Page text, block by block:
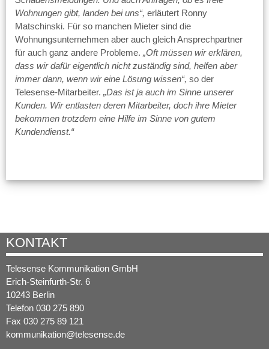
Wohnungen gibt, landen bei uns“, erläutert Ronny
Matschinski. Für so manchen Mieter sind die
Wohnungsunternehmen aber auch gleich Ansprechpartner
für auch ganz andere Probleme. „Oft müssen wir erklären,
dass wir dafür eigentlich nicht zuständig sind, helfen aber
immer dann, wenn wir eine Lösung wissen“, so der
Telesense-Mitarbeiter. „Das ist ja auch im Sinne unserer
Kunden. Wir entlasten deren Mitarbeiter, doch ihre Mieter
bekommen trotzdem eine Hilfe im Sinne von gutem
Kundendienst.“
KONTAKT
Telesense Kommunikation GmbH
Erich-Steinfurth-Str. 6
10243 Berlin
Telefon 030 275 890
Fax 030 275 89 121
kommunikation@telesense.de